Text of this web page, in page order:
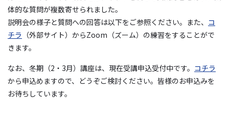
体的な質問が複数寄せられました。
説明会の様子と質問への回答は以下をご参照ください。また、 コ
チラ （外部サイト）からZoom（ズーム）の練習をすることがで
きます。
なお、冬期（2・3月）講座は、現在受講申込受付中です。 コチラ
から申込めますので、どうぞご検討ください。皆様のお申込みを
お待ちしています。